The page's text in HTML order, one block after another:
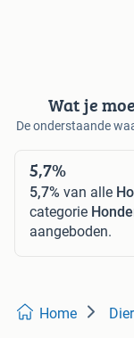
Wat je
De onderstaande
5,7%
5,7% van alle
categorie
aangeboden.
Home